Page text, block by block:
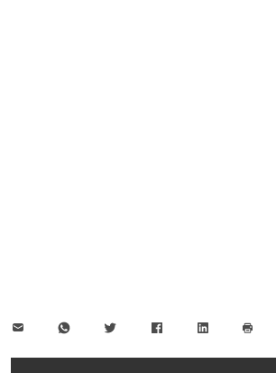
WhatsAppTwitter FacebookLinkedIn